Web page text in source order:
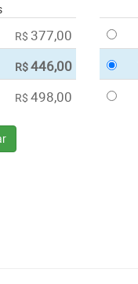
R$ 377,00
R$446,00
R$ 498,00